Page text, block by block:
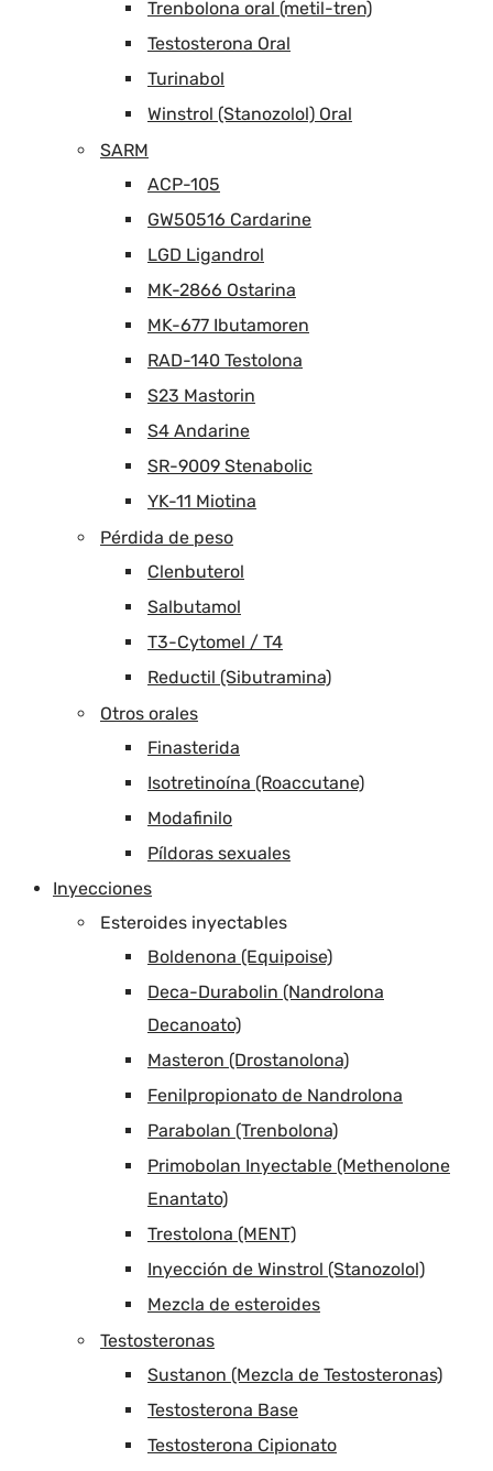
Trenbolona oral (metil-tren)
Testosterona Oral
Turinabol
Winstrol (Stanozolol) Oral
SARM
ACP-105
GW50516 Cardarine
LGD Ligandrol
MK-2866 Ostarina
MK-677 Ibutamoren
RAD-140 Testolona
S23 Mastorin
S4 Andarine
SR-9009 Stenabolic
YK-11 Miotina
Pérdida de peso
Clenbuterol
Salbutamol
T3-Cytomel / T4
Reductil (Sibutramina)
Otros orales
Finasterida
Isotretinoína (Roaccutane)
Modafinilo
Píldoras sexuales
Inyecciones
Esteroides inyectables
Boldenona (Equipoise)
Deca-Durabolin (Nandrolona
Decanoato)
Masteron (Drostanolona)
Fenilpropionato de Nandrolona
Parabolan (Trenbolona)
Primobolan Inyectable (Methenolone
Enantato)
Trestolona (MENT)
Inyección de Winstrol (Stanozolol)
Mezcla de esteroides
Testosteronas
Sustanon (Mezcla de Testosteronas)
Testosterona Base
Testosterona Cipionato